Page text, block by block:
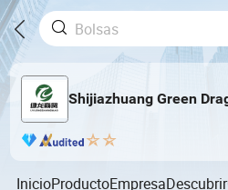
Shijiazhuang Green
InicioProductoEmpresaDescubrir